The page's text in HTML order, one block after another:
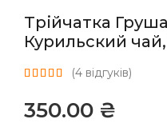
Трійчатка
Курильский
(4 відгуків)
₴